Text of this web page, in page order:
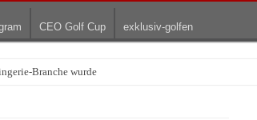
CEO Golf Cup exklusiv-golfen
Branche wurde
Kunstwerke bis heute einzigartig sind